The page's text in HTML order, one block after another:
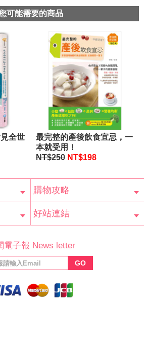
可能需要的商品
全世
最完整的產後飲食宜忌，一
本就受用！
NT$250 NT$198
購物攻略
常見問題
購物說明
訂單查詢
好站連結
福利協會
絲專頁
電子報 News letter
GO